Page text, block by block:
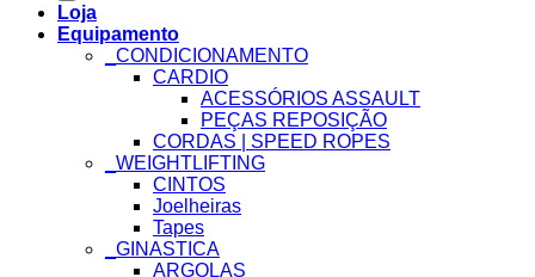
Loja
Equipamento
_CONDICIONAMENTO
CARDIO
ACESSÓRIOS ASSAULT
PEÇAS REPOSIÇÃO
CORDAS | SPEED ROPES
_WEIGHTLIFTING
CINTOS
Joelheiras
Tapes
_GINASTICA
ARGOLAS